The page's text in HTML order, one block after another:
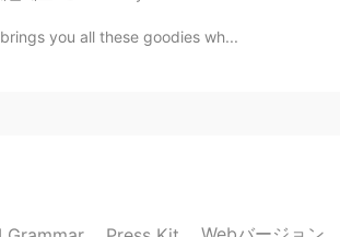
2020.11.02 00:10
you all these goodies wh...